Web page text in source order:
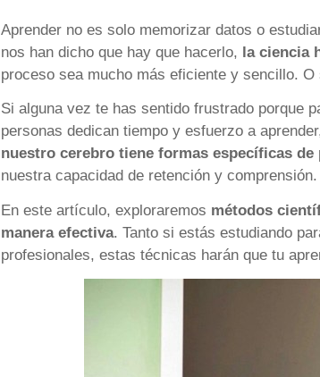
Aprender no es solo memorizar datos o
nos han dicho que hay que hacerlo, la ciencia
proceso sea mucho más eficiente y sencillo.
Si alguna vez te has sentido frustrado porque
personas dedican tiempo y esfuerzo a
nuestro cerebro tiene formas específicas
nuestra capacidad de retención y comprensión.
En este artículo, exploraremos métodos
manera efectiva. Tanto si estás estudiando
profesionales, estas técnicas harán que tu